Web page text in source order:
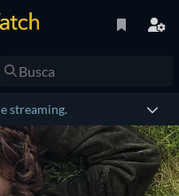
streaming.